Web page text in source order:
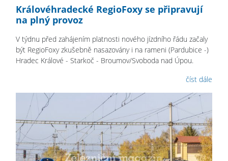
Královéhradecké RegioFoxy se připravují
na plný provoz
V týdnu před zahájením platnosti nového jízdního řádu začaly
být RegioFoxy zkušebně nasazovány i na rameni (Pardubice -)
Hradec Králové - Starkoč - Broumov/Svoboda nad Úpou.
číst dále